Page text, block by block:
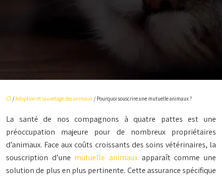
/Adoption et sauvetage des animaux / Pourquoi souscrire une mutuelle animaux ?
La santé de nos compagnons à quatre pattes est une
préoccupation majeure pour de nombreux propriétaires
d’animaux. Face aux coûts croissants des soins vétérinaires, la
souscription d’une mutuelle animaux apparaît comme une
solution de plus en plus pertinente. Cette assurance spécifique